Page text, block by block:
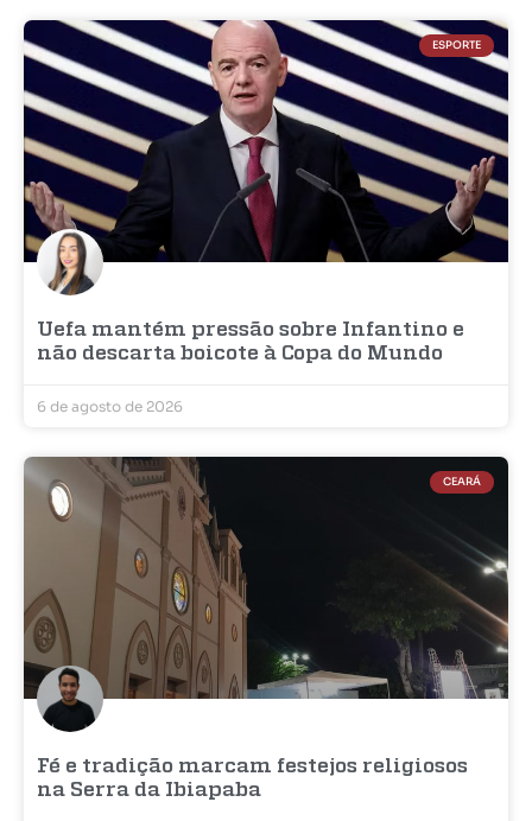
ESPORTE
Uefa mantém pressão sobre Infantino e
não descarta boicote à Copa do Mundo
6 de agosto de 2026
CEARÁ
Fé e tradição marcam festejos religiosos
na Serra da Ibiapaba